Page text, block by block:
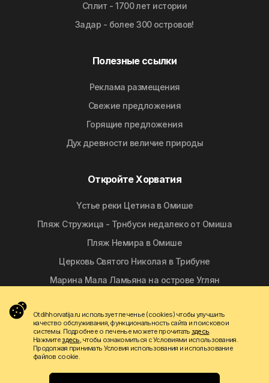
Сплит - 1700 лет истории
Задар - более 300 островов!
Полезные ссылки
Реклама размещения
Свежие предложения
Горящие предложения
Дyx дpeвнocти вeличиe природы
Откройте Хорватия
Yстье реки Цетина в Омише
Пляж Стружица - Трнбуси недалеко от Омиша
Пляж Немира в Омише
Церковь Святого Николая в Трибуне
Марина Мала Ламьяна на острове Углян
Следуй за нами
Otdihhorvatija.ru использует печенье (cookies) чтобы улучшить
качество обслуживания, функциональность сайта и поисковои
системы. Подробнее о печенье можете прочитать здесь.
Нажмитездесь, чтобы ознакомиться с Условиями использования.
Продолжая принимать Условия использования и использование
файлов cookie.